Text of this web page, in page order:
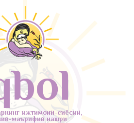
ижтимоий-сиёсий,
маърифий нашри